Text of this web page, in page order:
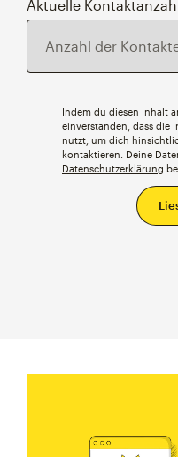
Aktuelle Kontaktanzahl
Indem du diesen Inhalt
einverstanden, dass die
nutzt, um dich
kontaktieren. Deine
Datenschutzerklärung